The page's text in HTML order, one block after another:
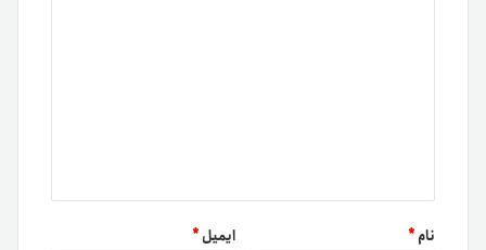
نام* ایمیل*